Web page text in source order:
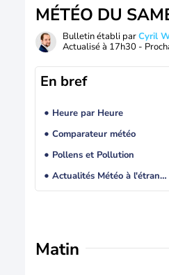
MÉTÉO DU
Bulletin établi parCyril
Actualisé à 17h30 -
En bref
Heure par Heure
Comparateur météo
Pollens et Pollution
Actualités Météo à l'étranger
Matin